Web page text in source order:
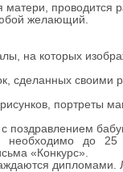
проводится
желающий.
на которых
сделанных
портреты
поздравлением
необходимо до
«Конкурс».